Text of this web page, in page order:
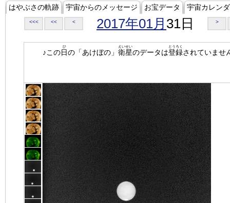
はやぶさの軌跡 宇宙からのメッセージ お宝データ 宇宙カレン
<<< << < 2017年01月 31日 >
♪この日
ひ
の「あけぼの」 衛星
えいせい
のデータは登録
とうろく
されていませ